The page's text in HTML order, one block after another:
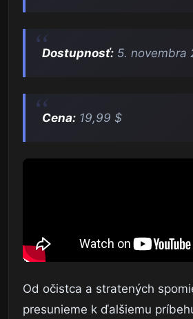
Dostupnosť: 5. novembra
Cena: 19,99 $
Od očistca a stratených
presunieme k ďalšiemu